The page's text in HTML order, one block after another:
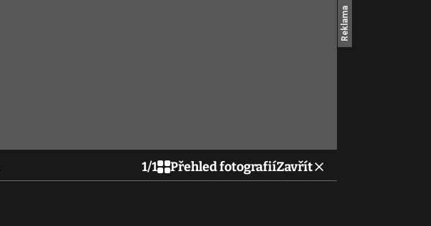
1/1 Přehled fotografiíZavřít